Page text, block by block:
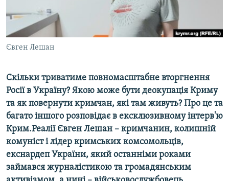
Усі сайти RFE/RL
Євген Лешан
Скільки триватиме повномасштабне вторгнення
Росії в Україну? Якою може бути деокупація Криму
та як повернути кримчан, які там живуть? Про це та
багато іншого розповідає в ексклюзивному інтерв'ю
Крим.Реалії Євген Лешан – кримчанин, колишній
комуніст і лідер кримських комсомольців,
екснардеп України, який останніми роками
займався журналістикою та громадянським